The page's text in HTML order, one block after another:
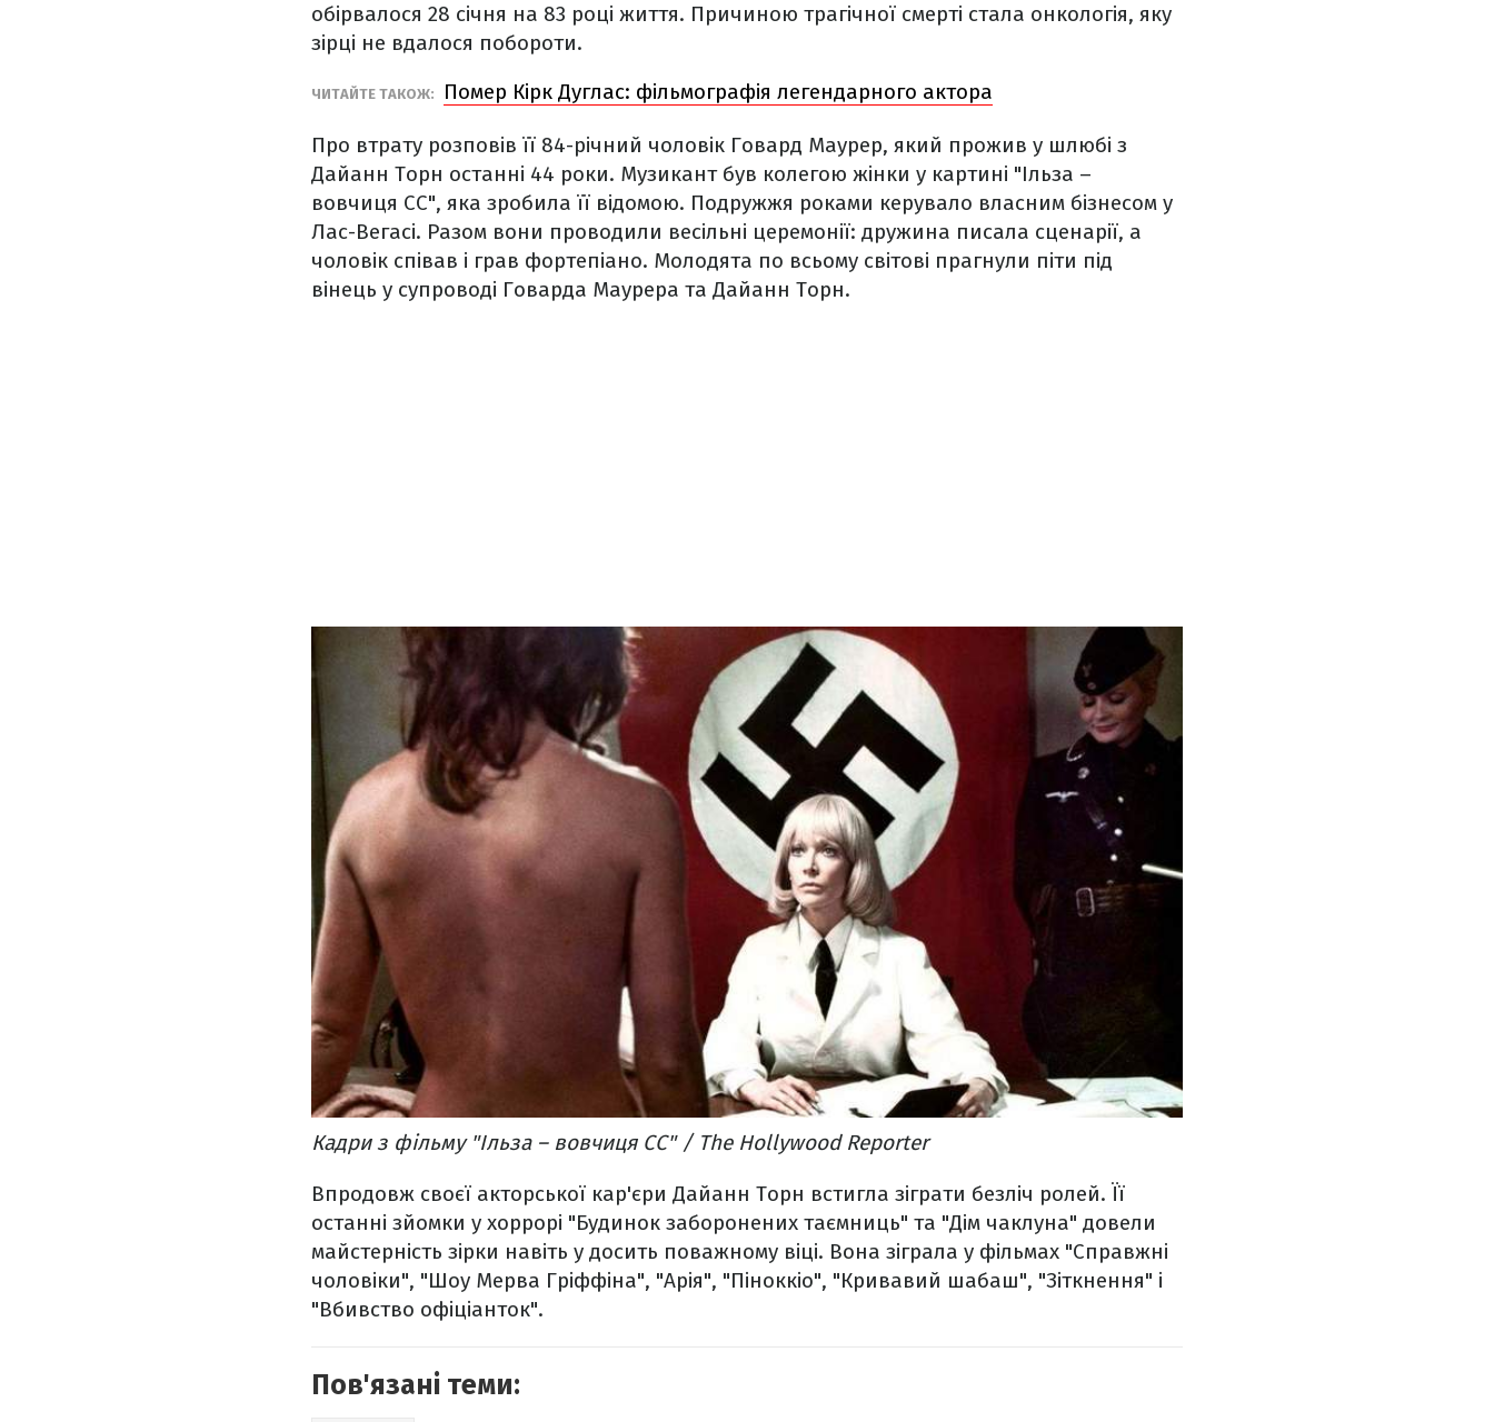
обірвалося 28 січня на 83 році життя. Причиною трагічної смерті стала онкологія, яку
зірці не вдалося побороти.
ЧИТАЙТЕ ТАКОЖ: Помер Кірк Дуглас: фільмографія легендарного актора
Про втрату розповів її 84-річний чоловік Говард Маурер, який прожив у шлюбі з
Дайанн Торн останні 44 роки. Музикант був колегою жінки у картині "Ільза –
вовчиця СС", яка зробила її відомою. Подружжя роками керувало власним бізнесом у
Лас-Вегасі. Разом вони проводили весільні церемонії: дружина писала сценарії, а
чоловік співав і грав фортепіано. Молодята по всьому світові прагнули піти під
вінець у супроводі Говарда Маурера та Дайанн Торн.
Кадри з фільму "Ільза – вовчиця СС" / The Hollywood Reporter
Впродовж своєї акторської кар'єри Дайанн Торн встигла зіграти безліч ролей. Її
останні зйомки у хоррорі "Будинок заборонених таємниць" та "Дім чаклуна" довели
майстерність зірки навіть у досить поважному віці. Вона зіграла у фільмах "Справжні
чоловіки", "Шоу Мерва Гріффіна", "Арія", "Піноккіо", "Кривавий шабаш", "Зіткнення" і
"Вбивство офіціанток".
Пов'язані теми: